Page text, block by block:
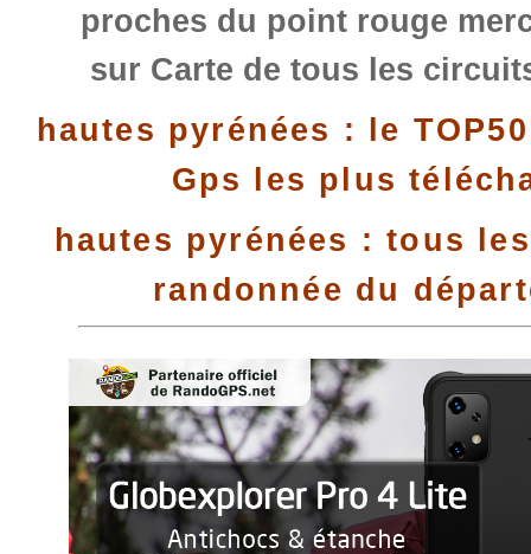
proches du point rouge
sur Carte de tous les
hautes pyrénées : le
Gps les plus
hautes pyrénées : tous
randonnée du